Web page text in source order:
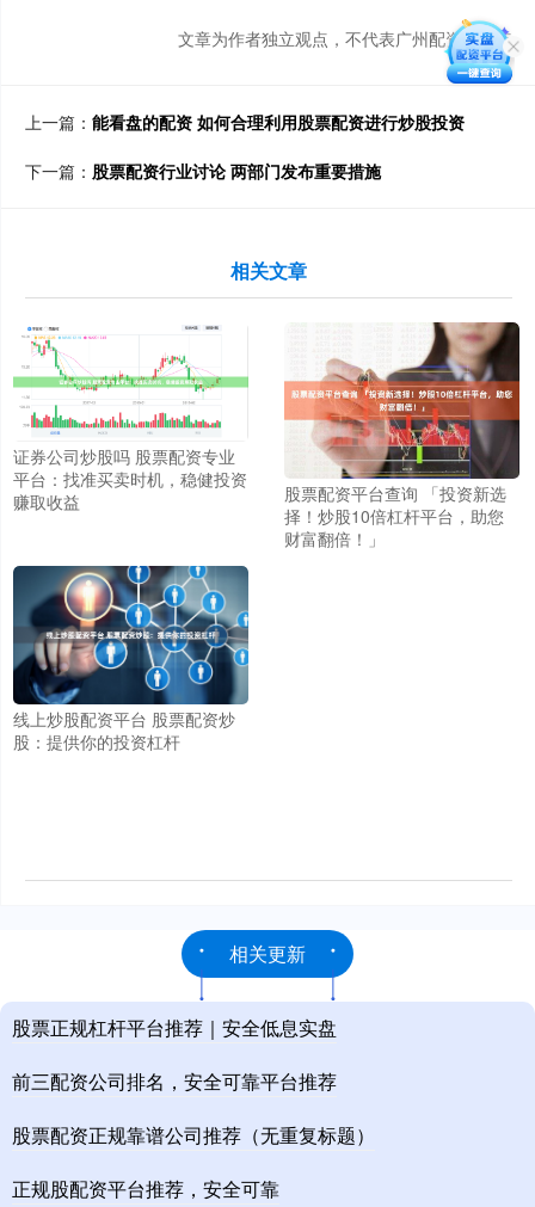
文章为作者独立观点，不代表广州配资网观点
上一篇： 能看盘的配资 如何合理利用股票配资进行炒股投资
下一篇： 股票配资行业讨论 两部门发布重要措施
相关文章
证券公司炒股吗 股票配资专业
平台：找准买卖时机，稳健投资
赚取收益
股票配资平台查询 「投资新选
择！炒股10倍杠杆平台，助您
财富翻倍！」
线上炒股配资平台 股票配资炒
股：提供你的投资杠杆
相关更新
股票正规杠杆平台推荐｜安全低息实盘
前三配资公司排名，安全可靠平台推荐
股票配资正规靠谱公司推荐（无重复标题）
正规股配资平台推荐，安全可靠